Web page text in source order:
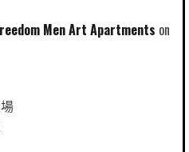
Men Art Apartments